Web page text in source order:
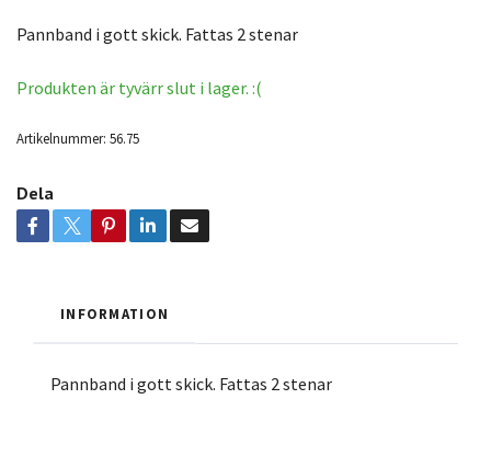
Pannband i gott skick. Fattas 2 stenar
Produkten är tyvärr slut i lager. :(
Artikelnummer: 56.75
Dela
INFORMATION
Pannband i gott skick. Fattas 2 stenar